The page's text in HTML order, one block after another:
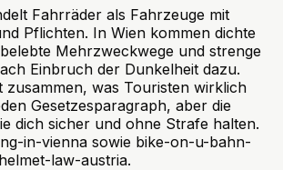
Fahrräder als Fahrzeuge mit
Pflichten. In Wien kommen dichte
Mehrzweckwege und strenge
Einbruch der Dunkelheit dazu.
zusammen, was Touristen wirklich
Gesetzesparagraph, aber die
dich sicher und ohne Strafe halten.
in-vienna sowie bike-on-u-bahn-
law-austria.